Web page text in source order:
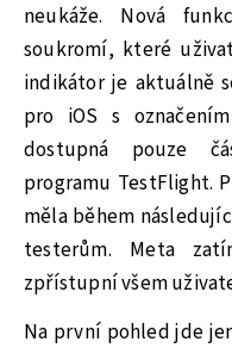
neukáže. Nová
soukromí, které
indikátor je aktuálně
pro iOS s
dostupná pouze
programu TestFlight.
měla během
testerům. Meta
zpřístupní všem
Na první pohled jde